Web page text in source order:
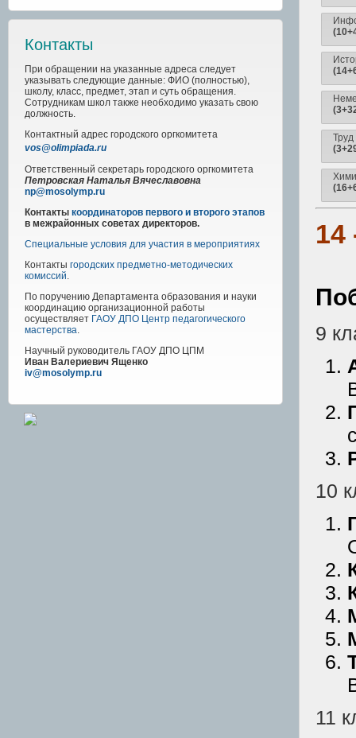
Контакты
При обращении на указанные адреса следует
указывать следующие данные: ФИО (полностью),
школу, класс, предмет, этап и суть обращения.
Сотрудникам школ также необходимо указать свою
должность.
Контактный адрес городского оргкомитета
vos@olimpiada.ru
Ответственный секретарь городского оргкомитета
Петровская Наталья Вячеславовна
np@mosolymp.ru
Контакты координаторов первого и второго этапов
в межрайонных советах директоров.
Специальные условия для участия в мероприятиях
Контакты городских предметно-методических
комиссий
По поручению Департамента образования и науки
координацию организационной работы
осуществляет ГАОУ ДПО Центр педагогического
мастерства
Научный руководитель ГАОУ ДПО ЦПМ
Иван Валериевич Ященко
iv@mosolymp.ru
14
9
10
11